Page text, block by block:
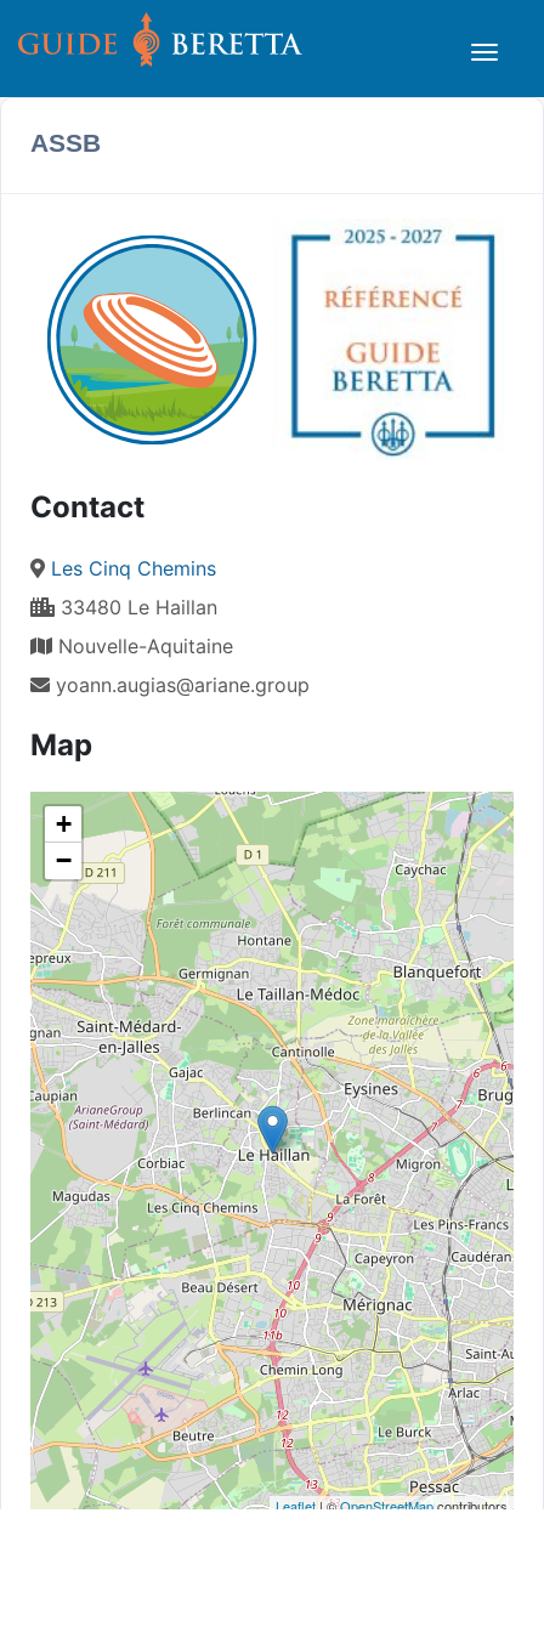
ASSB
Contact
Les Cinq Chemins
33480 Le Haillan
Nouvelle-Aquitaine
yoann.augias@ariane.group
Map
+
−
Leaflet| ©OpenStreetMapcontributors